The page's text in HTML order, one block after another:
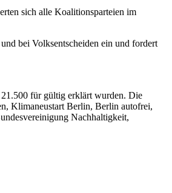
sich alle Koalitionsparteien im
bei Volksentscheiden ein und fordert
für gültig erklärt wurden. Die
Klimaneustart Berlin, Berlin autofrei,
Nachhaltigkeit,